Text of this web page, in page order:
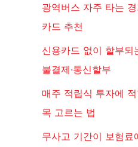
광역버스 자주 타는
카드 추천
신용카드 없이 할부되
불결제·통신할부
매주 적립식 투자에
목 고르는 법
무사고 기간이 보험